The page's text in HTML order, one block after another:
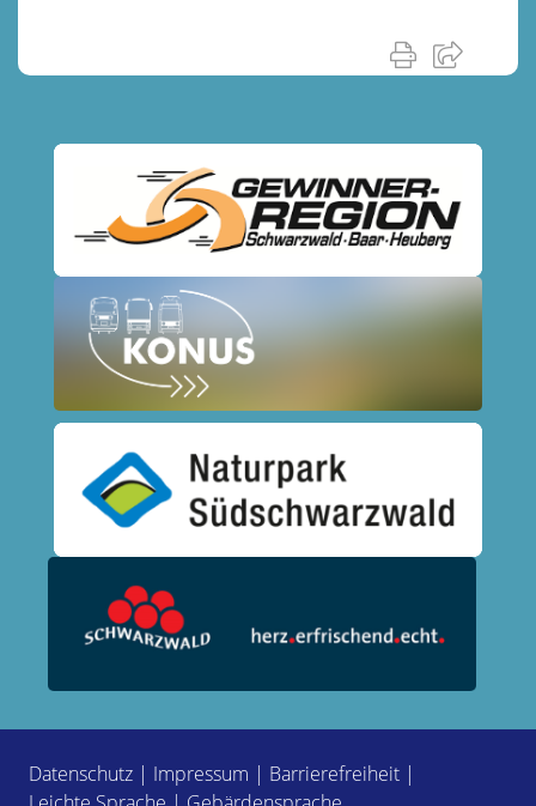
Datenschutz | Impressum | Barrierefreiheit |